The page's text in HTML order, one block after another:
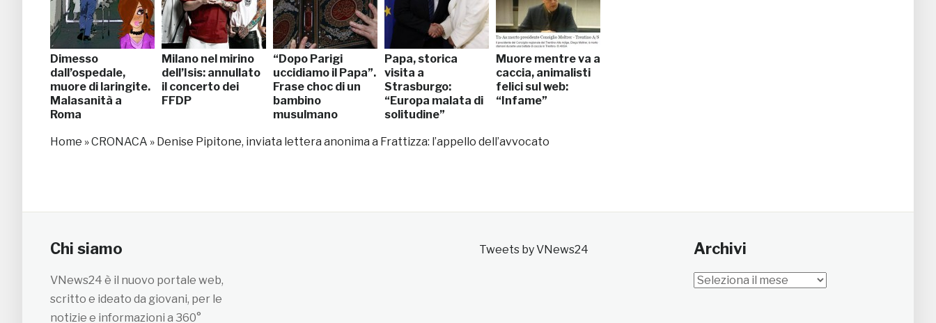
Dimesso
dall’ospedale,
muore di laringite.
Malasanità a
Roma
Milano nel mirino
dell’Isis: annullato
il concerto dei
FFDP
“Dopo Parigi
uccidiamo il Papa”.
Frase choc di un
bambino
musulmano
Papa, storica
visita a
Strasburgo:
“Europa malata di
solitudine”
Muore mentre va a
caccia, animalisti
felici sul web:
“Infame”
Home »CRONACA » Denise Pipitone, inviata lettera anonima a Frattizza: l’appello dell’avvocato
Chi siamo
VNews24 è il nuovo portale web,
scritto e ideato da giovani, per le
notizie e informazioni a 360°
Tweets by VNews24 Archivi
Archivi